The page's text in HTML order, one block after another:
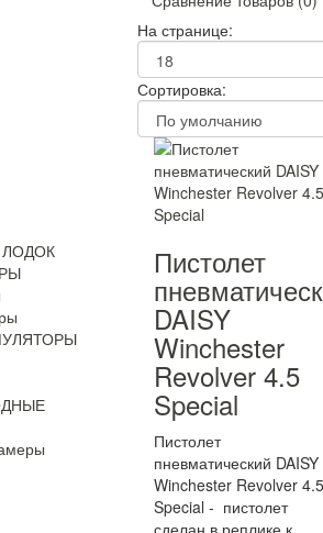
На странице:
Сортировка:
Пистолет
DAISY
Winchester
Revolver 4.5
Special
Пистолет
пневматический DAISY
Winchester Revolver 4.5
Special - пистолет
сделан в реплике к..